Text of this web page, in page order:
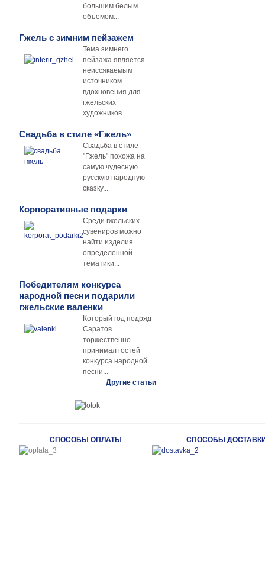
большим белым
объемом...
Гжель с зимним пейзажем
Тема зимнего
пейзажа является
неиссякаемым
источником
вдохновения для
гжельских
художников.
Свадьба в стиле «Гжель»
Свадьба в стиле
"Гжель" похожа на
самую чудесную
русскую народную
сказку...
Корпоративные подарки
Среди гжельских
сувениров можно
найти изделия
определенной
тематики...
Победителям конкурса
народной песни подарили
гжельские валенки
Который год подряд
Саратов
торжественно
принимал гостей
конкурса народной
песни...
Другие статьи
СПОСОБЫ ОПЛАТЫ СПОСОБЫ